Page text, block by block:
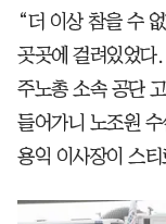
“더 이상 참을 수
곳곳에 걸려있었다
주노총 소속 공단
들어가니 노조원
용익 이사장이 스